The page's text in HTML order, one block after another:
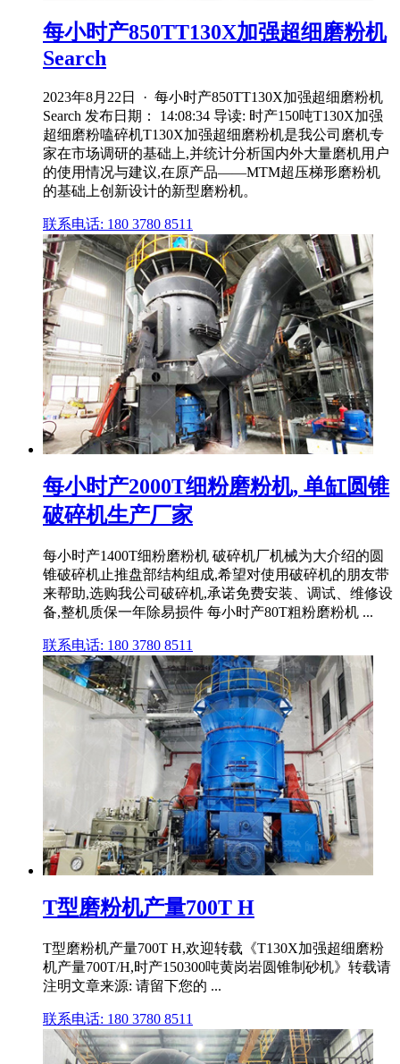
每小时产850TT130X加强超细磨粉机
Search
2023年8月22日 · 每小时产850TT130X加强超细磨粉机
Search 发布日期： 14:08:34 导读: 时产150吨T130X加强
超细磨粉嗑碎机T130X加强超细磨粉机是我公司磨机专
家在市场调研的基础上,并统计分析国内外大量磨机用户
的使用情况与建议,在原产品——MTM超压梯形磨粉机
的基础上创新设计的新型磨粉机。
联系电话: 180 3780 8511
每小时产2000T细粉磨粉机, 单缸圆锥
破碎机生产厂家
每小时产1400T细粉磨粉机 破碎机厂机械为大介绍的圆
锥破碎机止推盘部结构组成,希望对使用破碎机的朋友带
来帮助,选购我公司破碎机,承诺免费安装、调试、维修设
备,整机质保一年除易损件 每小时产80T粗粉磨粉机 ...
联系电话: 180 3780 8511
T型磨粉机产量700T H
T型磨粉机产量700T H,欢迎转载《T130X加强超细磨粉
机产量700T/H,时产150300吨黄岗岩圆锥制砂机》转载请
注明文章来源: 请留下您的 ...
联系电话: 180 3780 8511